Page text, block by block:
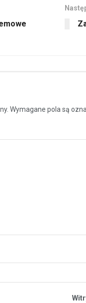
Wymagane pola są